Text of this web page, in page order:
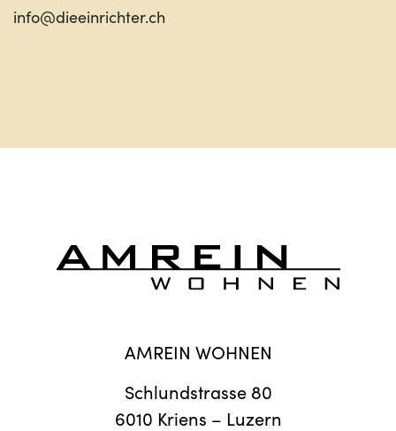
info@dieeinrichter.ch
AMREIN WOHNEN
Schlundstrasse 80
6010 Kriens – Luzern